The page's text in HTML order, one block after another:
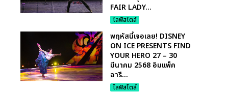
FAIR LADY...
ไลฟ์สไตล์
พฤหัสนี้เจอเลย! DISNEY
ON ICE PRESENTS FIND
YOUR HERO 27 – 30
มีนาคม 2568 อิมแพ็ค
อารี...
ไลฟ์สไตล์